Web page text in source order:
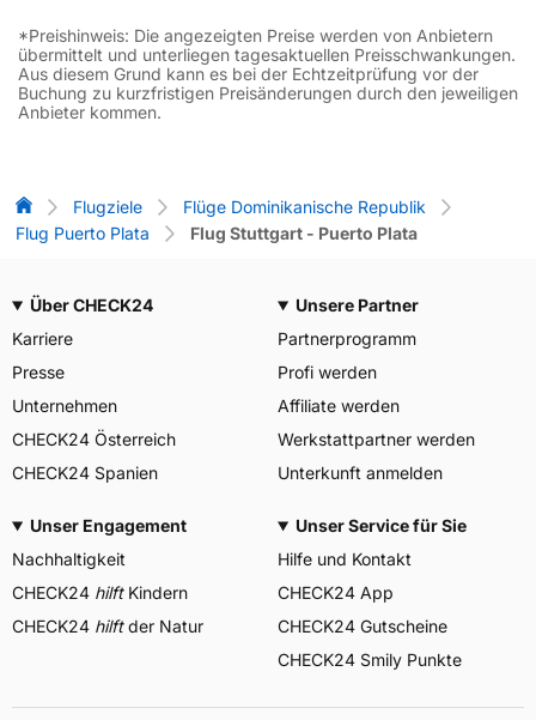
*Preishinweis: Die angezeigten Preise werden von Anbietern
übermittelt und unterliegen tagesaktuellen Preisschwankungen.
Aus diesem Grund kann es bei der Echtzeitprüfung vor der
Buchung zu kurzfristigen Preisänderungen durch den jeweiligen
Anbieter kommen.
Flug-Vergleich
Flugziele
Flüge Dominikanische Republik
Flug Puerto Plata
Flug Stuttgart - Puerto Plata
Über CHECK24
Karriere
Presse
Unternehmen
CHECK24 Österreich
CHECK24 Spanien
Unsere Partner
Partnerprogramm
Profi werden
Affiliate werden
Werkstattpartner werden
Unterkunft anmelden
Unser Engagement
Nachhaltigkeit
CHECK24 hilftKindern
CHECK24 hilftder Natur
Unser Service für Sie
Hilfe und Kontakt
CHECK24 App
CHECK24 Gutscheine
CHECK24 Smily Punkte